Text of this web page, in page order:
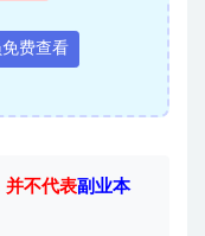
费查看
并不代表副业本